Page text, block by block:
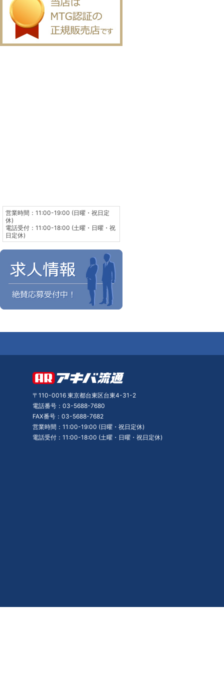
営業時間：11:00-19:00 (日曜・祝日定
休)
電話受付：11:00-18:00 (土曜・日曜・祝
日定休)
〒110-0016 東京都台東区台東4-31-2
電話番号：03-5688-7680
FAX番号：03-5688-7682
営業時間：11:00-19:00 (日曜・祝日定休)
電話受付：11:00-18:00 (土曜・日曜・祝日定休)